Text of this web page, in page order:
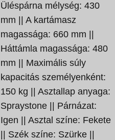
Üléspárna mélység: 430
mm || A kartámasz
magassága: 660 mm ||
Háttámla magassága: 480
mm || Maximális súly
kapacitás személyenként:
150 kg || Asztallap anyaga:
Spraystone || Párnázat:
Igen || Asztal színe: Fekete
|| Szék színe: Szürke ||